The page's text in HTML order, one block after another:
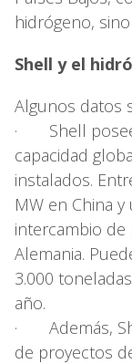
hidrógeno,
Shell y el
Algunos datos
· Shell posee
capacidad
instalados.
MW en China
intercambio de
Alemania.
3.000
año.
· Además,
de proyectos